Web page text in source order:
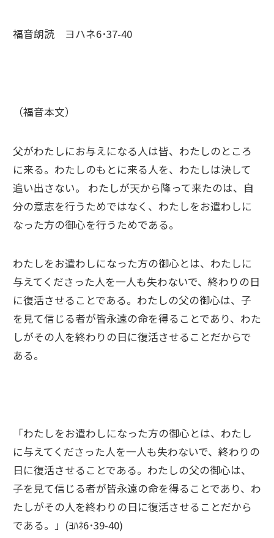
福音朗読 ヨハネ6･37-40
（福音本文）
父がわたしにお与えになる人は皆、わたしのところ
に来る。わたしのもとに来る人を、わたしは決して
追い出さない。 わたしが天から降って来たのは、自
分の意志を行うためではなく、わたしをお遣わしに
なった方の御心を行うためである。
わたしをお遣わしになった方の御心とは、わたしに
与えてくださった人を一人も失わないで、終わりの日
に復活させることである。わたしの父の御心は、子
を見て信じる者が皆永遠の命を得ることであり、わた
しがその人を終わりの日に復活させることだからで
ある。
「わたしをお遣わしになった方の御心とは、わたし
に与えてくださった人を一人も失わないで、終わりの
日に復活させることである。わたしの父の御心は、
子を見て信じる者が皆永遠の命を得ることであり、わ
たしがその人を終わりの日に復活させることだから
である。」(ﾖﾊﾈ6･39-40)